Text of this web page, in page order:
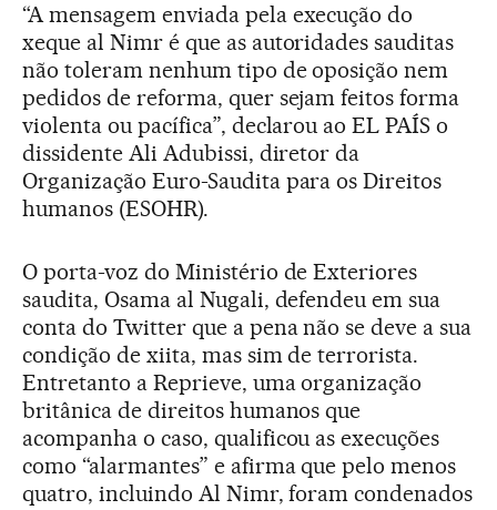
“A mensagem enviada pela execução do
xeque al Nimr é que as autoridades sauditas
não toleram nenhum tipo de oposição nem
pedidos de reforma, quer sejam feitos forma
violenta ou pacífica”, declarou ao EL PAÍS o
dissidente Ali Adubissi, diretor da
Organização Euro-Saudita para os Direitos
humanos (ESOHR).
O porta-voz do Ministério de Exteriores
saudita, Osama al Nugali, defendeu em sua
conta do Twitter que a pena não se deve a sua
condição de xiita, mas sim de terrorista.
Entretanto a Reprieve, uma organização
britânica de direitos humanos que
acompanha o caso, qualificou as execuções
como “alarmantes” e afirma que pelo menos
quatro, incluindo Al Nimr, foram condenados